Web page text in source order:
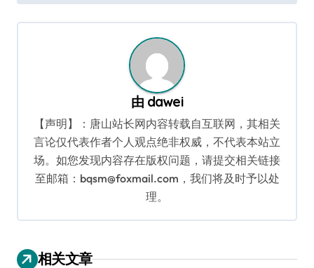
导
由 dawei
【声明】：唐山站长网内容转载自互联网，其相关
言论仅代表作者个人观点绝非权威，不代表本站立
场。如您发现内容存在版权问题，请提交相关链接
至邮箱：bqsm@foxmail.com，我们将及时予以处
理。
相关文章